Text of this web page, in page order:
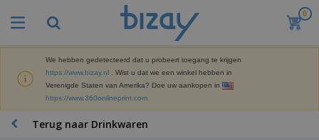
0
We hebben gedetecteerd dat u probeert toegang te krijgen
https://www.bizay.nl
. Wist u dat we een winkel hebben in
Verenigde Staten van Amerika? Doe uw aankopen in
https://www.360onlineprint.com
Terug naar Drinkwaren